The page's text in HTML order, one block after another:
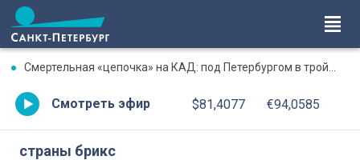
Смертельная «цепочка» на КАД: под Петербургом в тройном ДТП погиб водитель «Газели»
Смотреть эфир $81,4077 €94,0585
страны брикс